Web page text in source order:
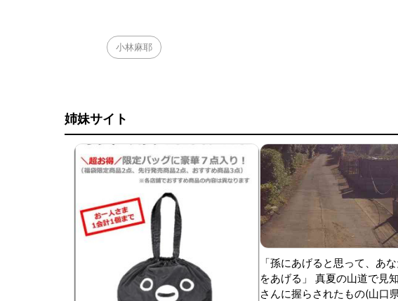
小林麻耶
姉妹サイト
「孫にあげると思って、あ
をあげる」 真夏の山道で見
さんに握らされたもの(山口